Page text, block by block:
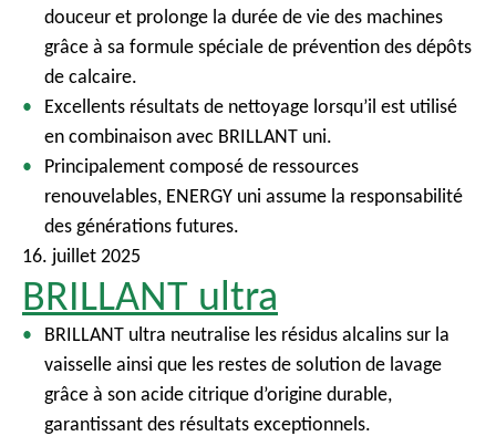
douceur et prolonge la durée de vie des machines
grâce à sa formule spéciale de prévention des dépôts
de calcaire.
Excellents résultats de nettoyage lorsqu’il est utilisé
en combinaison avec BRILLANT uni.
Principalement composé de ressources
renouvelables, ENERGY uni assume la responsabilité
des générations futures.
16. juillet 2025
BRILLANT ultra
BRILLANT ultra neutralise les résidus alcalins sur la
vaisselle ainsi que les restes de solution de lavage
grâce à son acide citrique d’origine durable,
garantissant des résultats exceptionnels.